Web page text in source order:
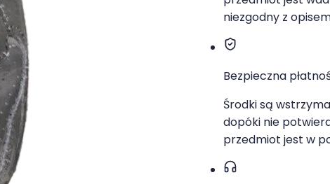
niezgodny z
Bezpieczna
Środki są
dopóki nie
przedmiot jest w